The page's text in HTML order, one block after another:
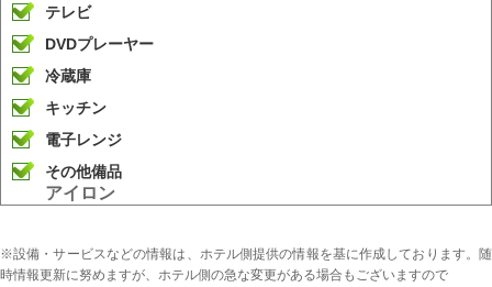
テレビ
DVDプレーヤー
冷蔵庫
キッチン
電子レンジ
その他備品
アイロン
※設備・サービスなどの情報は、ホテル側提供の情報を基に作成しております。随
時情報更新に努めますが、ホテル側の急な変更がある場合もございますので